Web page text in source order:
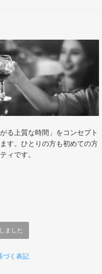
る上質な時間」をコンセプト
す。ひとりの方も初めての方
ィです。
ました
づく表記